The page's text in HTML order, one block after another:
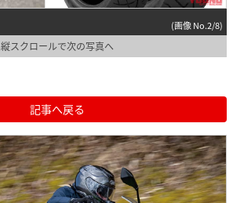
(画像 No.2/8)
縦スクロールで次の写真へ
記事へ戻る